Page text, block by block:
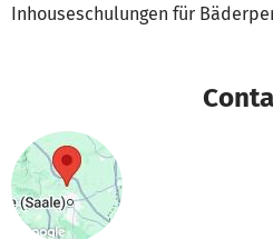
Inhouseschulungen für